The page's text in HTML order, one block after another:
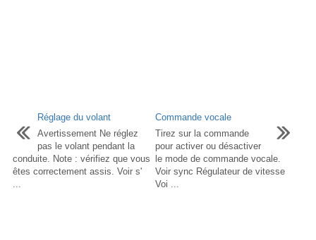
Réglage du volant
Avertissement Ne réglez
pas le volant pendant la
conduite. Note : vérifiez que vous
êtes correctement assis. Voir s'
...
Commande vocale
Tirez sur la commande
pour activer ou désactiver
le mode de commande vocale.
Voir sync Régulateur de vitesse
Voi ...